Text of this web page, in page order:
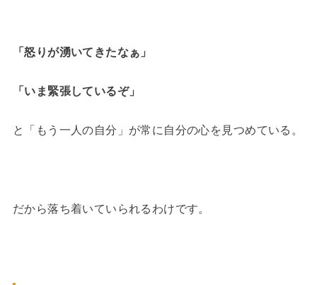
「怒りが湧いてきたなぁ」
「いま緊張しているぞ」
と「もう一人の自分」が常に自分の心を見つめている。
だから落ち着いていられるわけです。